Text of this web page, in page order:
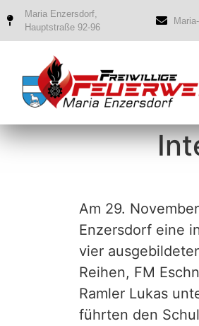
Maria Enzersdorf,
Hauptstraße 92-96
Am 29.
Enzersdorf eine
vier
Reihen, FM
Ramler Lukas
führten den